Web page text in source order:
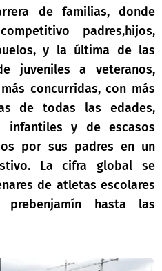
de familias, donde
padres,hijos,
y la última de las
juveniles a veteranos,
concurridas, con más
de todas las edades,
infantiles y de escasos
por sus padres en un
La cifra global se
de atletas escolares
hasta las